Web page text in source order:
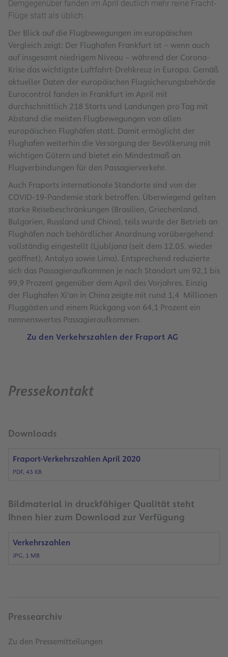
Demgegenüber fanden im April deutlich mehr reine Fracht-
Flüge statt als üblich.
Der Blick auf die Flugbewegungen im europäischen
Vergleich zeigt: Der Flughafen Frankfurt ist – wenn auch
auf insgesamt niedrigem Niveau – während der Corona-
Krise das wichtigste Luftfahrt-Drehkreuz in Europa. Gemäß
aktueller Daten der europäischen Flugsicherungsbehörde
Eurocontrol fanden in Frankfurt im April mit
durchschnittlich 218 Starts und Landungen pro Tag mit
Abstand die meisten Flugbewegungen von allen
europäischen Flughäfen statt. Damit ermöglicht der
Flughafen weiterhin die Versorgung der Bevölkerung mit
wichtigen Gütern und bietet ein Mindestmaß an
Flugverbindungen für den Passagierverkehr.
Auch Fraports internationale Standorte sind von der
COVID-19-Pandemie stark betroffen. Überwiegend gelten
starke Reisebeschränkungen (Brasilien, Griechenland,
Bulgarien, Russland und China), teils wurde der Betrieb an
Flughäfen nach behördlicher Anordnung vorübergehend
vollständig eingestellt (Ljubljana (seit dem 12.05. wieder
geöffnet), Antalya sowie Lima). Entsprechend reduzierte
sich das Passagieraufkommen je nach Standort um 92,1 bis
99,9 Prozent gegenüber dem April des Vorjahres. Einzig
der Flughafen Xi’an in China zeigte mit rund 1,4 Millionen
Fluggästen und einem Rückgang von 64,1 Prozent ein
nennenswertes Passagieraufkommen.
Zu den Verkehrszahlen der Fraport AG
Pressekontakt
Downloads
Fraport-Verkehrszahlen April 2020
PDF, 43 KB
Bildmaterial in druckfähiger Qualität steht
Ihnen hier zum Download zur Verfügung
Verkehrszahlen
JPG, 1 MB
Pressearchiv
Zu den Pressemitteilungen